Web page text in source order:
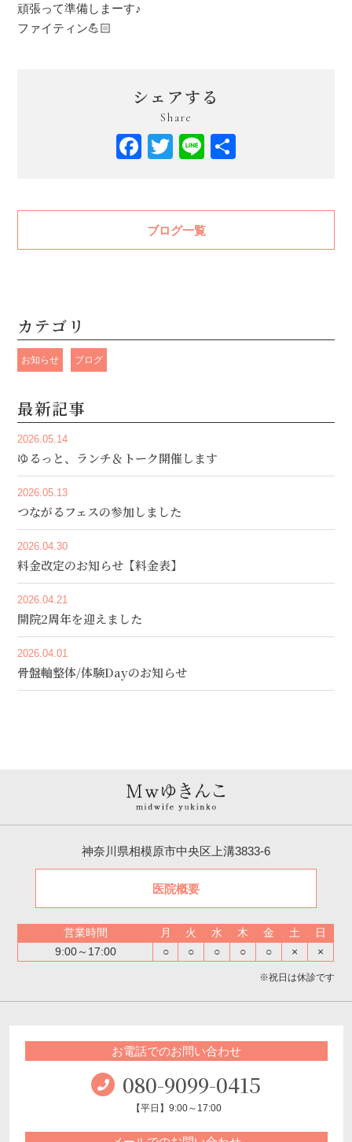
頑張って準備しまーす♪
ファイティン💪🏻
シェアする
Share
Facebook
Twitter
Line
ブログ一覧
カテゴリ
お知らせ ブログ
最新記事
2026.05.14
ゆるっと、ランチ＆トーク開催します
2026.05.13
つながるフェスの参加しました
2026.04.30
料金改定のお知らせ【料金表】
2026.04.21
開院2周年を迎えました
2026.04.01
骨盤軸整体/体験Dayのお知らせ
神奈川県相模原市中央区上溝3833-6
医院概要
営業時間 月 火 水 木 金 土
日
9:00～17:00
○ ○ ○ ○ ○ × ×
※祝日は休診です
お電話でのお問い合わせ
080-9099-0415
【平日】9:00～17:00